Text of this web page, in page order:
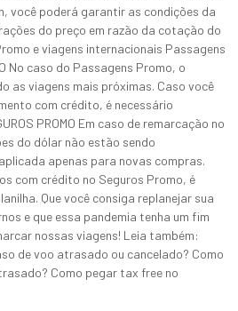
você poderá garantir as condições da
do preço em razão da cotação do
e viagens internacionais Passagens
No caso do Passagens Promo, o
as viagens mais próximas. Caso você
com crédito, é necessário
PROMO Em caso de remarcação no
do dólar não estão sendo
apenas para novas compras.
com crédito no Seguros Promo, é
Que você consiga replanejar sua
e que essa pandemia tenha um fim
nossas viagens! Leia também:
de voo atrasado ou cancelado? Como
Como pegar tax free no